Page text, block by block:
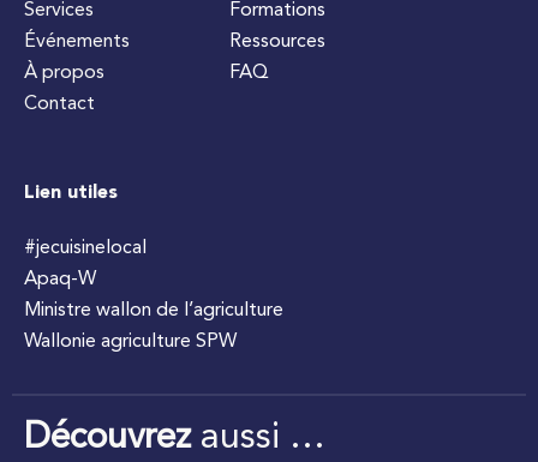
Services
Événements
À propos
Contact
Formations
Ressources
FAQ
Lien utiles
#jecuisinelocal
Apaq-W
Ministre wallon de l’agriculture
Wallonie agriculture SPW
Découvrezaussi …